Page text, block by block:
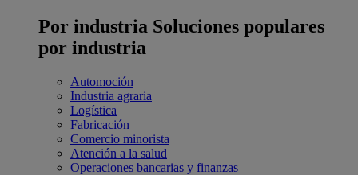
Por industria Soluciones populares
por industria
Automoción
Industria agraria
Logística
Fabricación
Comercio minorista
Atención a la salud
Operaciones bancarias y finanzas